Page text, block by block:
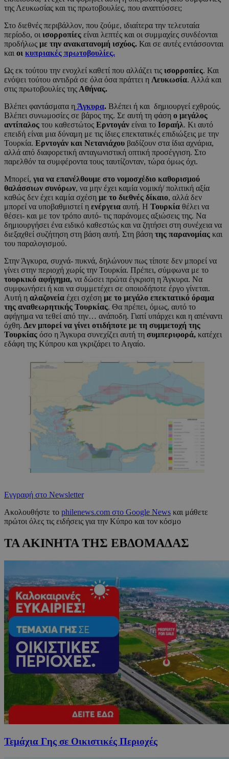
της Λευκωσίας και τις πρωτοβουλίες, που αναπτύσσει;
Στο διεθνές περιβάλλον, που ζούμε, ιδιαίτερα την τελευταία
περίοδο, οι ισορροπίες είναι λεπτές και οι συμμαχίες συνδέονται
προδήλως με την ανακατανομή ισχύος. Και σε αυτές εντάσσονται
και οι κυπριακές πρωτοβουλίες.
Ως εκ τούτου την ενοχλεί καθετί που αλλάζει τις ισορροπίες. Και
ενόψει τούτου αντιδρά σε όλα όσα πράττει η Λευκωσία. Αλλά και
στις πρωτοβουλίες της Αθήνας.
Βλέπει φαντάσματα η Άγκυρα. Βλέπει ή και δημιουργεί εχθρούς.
Βλέπει συνωμοσίες σε βάρος της. Σε αυτή τη φάση ο μεγάλος
αντίπαλος του καθεστώτος Ερντογάν είναι το Ισραήλ. Κι αυτό
επειδή είναι μια δύναμη με τις ίδιες επεκτατικές επιδιώξεις με την
Τουρκία. Ερντογάν και Νετανιάχου βαδίζουν στα ίδια αχνάρια,
αλλά από διαφορετική ανταγωνιστική οπτική προσέγγιση. Στο
παρελθόν τα συμφέροντα τους ταυτίζονταν, τώρα όμως όχι.
Μπορεί, για να επανέλθουμε στο νομοσχέδιο καθορισμού
θαλάσσιων συνόρων, να μην έχει καμία νομική/ πολιτική αξία
καθώς δεν έχει καμία σχέση με το διεθνές δίκαιο, αλλά δεν
μπορεί να υποβαθμιστεί η ενέργεια αυτή. Η Τουρκία θέλει να
θέσει- και με τον τρόπο αυτό- τις παράνομες αξιώσεις της. Να
δημιουργήσει ένα ειδικό καθεστώς και να ζητήσει στη συνέχεια να
διεξαχθεί συζήτηση στη βάση αυτή. Στη βάση της παρανομίας και
του παραλογισμού.
Στην Άγκυρα, συχνά- πυκνά, δηλώνουν πως τίποτε δεν μπορεί να
γίνει στην περιοχή χωρίς την Τουρκία. Πρέπει, σύμφωνα με το
τουρκικό αφήγημα, να δώσει πρώτα έγκριση η Άγκυρα. Να
συμφωνήσει ή και να συμμετέχει σε οποιοδήποτε έργο γίνεται.
Αυτή η αλαζονεία έχει σχέση με το μεγάλο επεκτατικό όραμα
της αναθεωρητικής Τουρκίας. Θα πρέπει, όμως, αυτό το
αφήγημα να τεθεί από την… ανάποδη. Γιατί υπάρχει και η απέναντι
όχθη. Δεν μπορεί να γίνει οτιδήποτε με τη συμμετοχή της
Τουρκίας όσο η Άγκυρα συνεχίζει αυτή τη συμπεριφορά, κατέχει
εδάφη της Κύπρου και γκριζάρει το Αιγαίο.
Εγγραφή στο Newsletter
Ακολουθήστε το philenews.com στο Google News και μάθετε
πρώτοι όλες τις ειδήσεις για την Κύπρο και τον κόσμο
ΤΑ ΑΚΙΝΗΤΑ ΤΗΣ ΕΒΔΟΜΑΔΑΣ
Τεμάχια Γης σε Οικιστικές Περιοχές